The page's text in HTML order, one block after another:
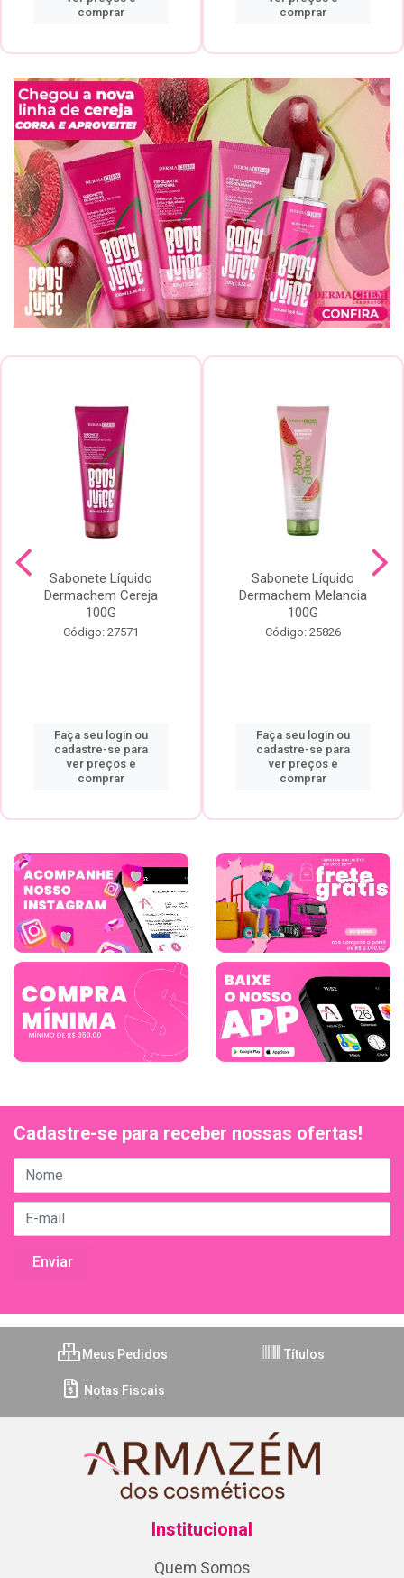
comprar
comprar
Sabonete Líquido
Dermachem Cereja
100G
Código: 27571
Faça seu login ou
cadastre-se para
ver preços e
comprar
Sabonete Líquido
Dermachem Melancia
100G
Código: 25826
Faça seu login ou
cadastre-se para
ver preços e
comprar
Cadastre-se para receber nossas ofertas!
Meus Pedidos Títulos
Notas Fiscais
Institucional
Quem Somos